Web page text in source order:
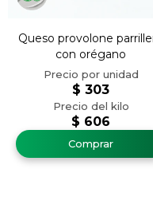
Queso provolone
con orégano
$ 606
$ 303